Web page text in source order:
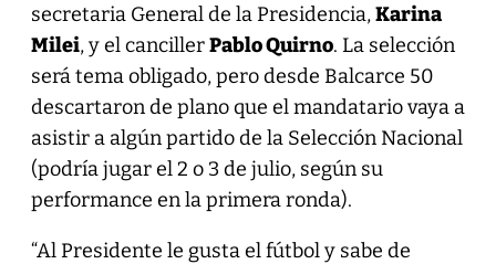
secretaria General de la Presidencia,Karina
Milei, y el cancillerPablo Quirno. La selección
será tema obligado, pero desde Balcarce 50
descartaron de plano que el mandatario vaya a
asistir a algún partido de la Selección Nacional
(podría jugar el 2 o 3 de julio, según su
performance en la primera ronda).
“Al Presidente le gusta el fútbol y sabe de